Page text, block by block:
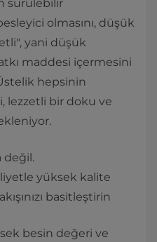
sürülebilir
olmasını, düşük
yani düşük
maddesi içermesini
hepsinin
lezzetli bir doku ve
değil.
yüksek kalite
basitleştirin
besin değeri ve